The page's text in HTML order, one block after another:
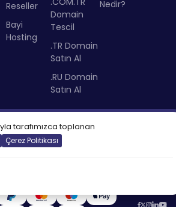
Reseller
Bayi
Hosting
Domain
Tescil
.TR Domain
Satın Al
.RU Domain
Satın Al
Nedir?
tarafımızca toplanan
Çerez Politikası